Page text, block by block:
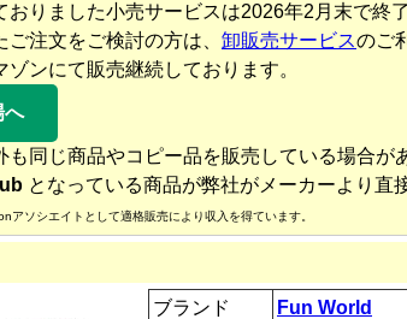
おりました小売サービスは2026年2月末で終
注文をご検討の方は、 卸販売サービスのご
ンにて販売継続しております。
へ
同じ商品やコピー品を販売している場合が
となっている商品が弊社がメーカーより直
アソシエイトとして適格販売により収入を得ています。
ブランド
Fun World